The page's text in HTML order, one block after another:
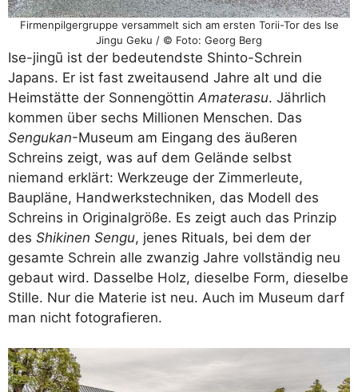
Firmenpilgergruppe versammelt sich am ersten Torii-Tor des Ise
Jingu Geku / © Foto: Georg Berg
Ise-jingū ist der bedeutendste Shinto-Schrein
Japans. Er ist fast zweitausend Jahre alt und die
Heimstätte der Sonnengöttin Amaterasu. Jährlich
kommen über sechs Millionen Menschen. Das
Sengukan-Museum am Eingang des äußeren
Schreins zeigt, was auf dem Gelände selbst
niemand erklärt: Werkzeuge der Zimmerleute,
Baupläne, Handwerkstechniken, das Modell des
Schreins in Originalgröße. Es zeigt auch das Prinzip
des Shikinen Sengu, jenes Rituals, bei dem der
gesamte Schrein alle zwanzig Jahre vollständig neu
gebaut wird. Dasselbe Holz, dieselbe Form, dieselbe
Stille. Nur die Materie ist neu. Auch im Museum darf
man nicht fotografieren.